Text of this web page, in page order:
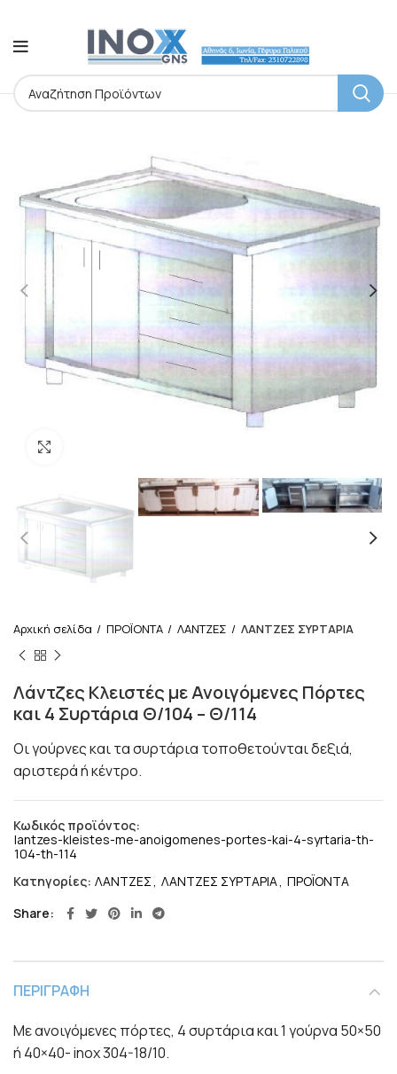
Αρχική σελίδα ΠΡΟΪΟΝΤΑ ΛΑΝΤΖΕΣ ΛΑΝΤΖΕΣ ΣΥΡΤΑΡΙΑ
Λάντζες Κλειστές με Ανοιγόμενες Πόρτες
και 4 Συρτάρια Θ/104 – Θ/114
Οι γούρνες και τα συρτάρια τοποθετούνται δεξιά,
αριστερά ή κέντρο.
Κωδικός προϊόντος:
lantzes-kleistes-me-anoigomenes-portes-kai-4-syrtaria-th-
104-th-114
Κατηγορίες: ΛΑΝΤΖΕΣ, ΛΑΝΤΖΕΣ ΣΥΡΤΑΡΙΑ, ΠΡΟΪΟΝΤΑ
Share
ΠΕΡΙΓΡΑΦΉ
Με ανοιγόμενες πόρτες, 4 συρτάρια και 1 γούρνα 50×50
ή 40×40- inox 304-18/10.